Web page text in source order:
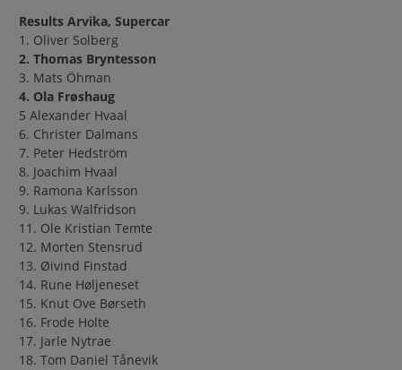
Results Arvika, Supercar
1. Oliver Solberg
2. Thomas Bryntesson
3. Mats Öhman
4. Ola Frøshaug
5 Alexander Hvaal
6. Christer Dalmans
7. Peter Hedström
8. Joachim Hvaal
9. Ramona Karlsson
9. Lukas Walfridson
11. Ole Kristian Temte
12. Morten Stensrud
13. Øivind Finstad
14. Rune Høljeneset
15. Knut Ove Børseth
16. Frode Holte
17. Jarle Nytrae
18. Tom Daniel Tånevik